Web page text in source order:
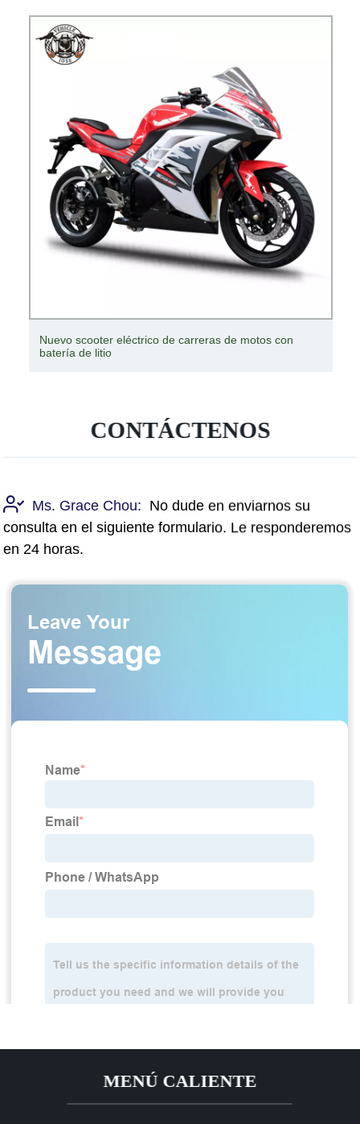
2021 Potente motocicleta eléctrica de carreras de 5000
W con batería de litio de 72 V 60 A
CONTÁCTENOS
Ms. Grace Chou: No dude en enviarnos su
consulta en el siguiente formulario. Le responderemos
en 24 horas.
MENÚ CALIENTE